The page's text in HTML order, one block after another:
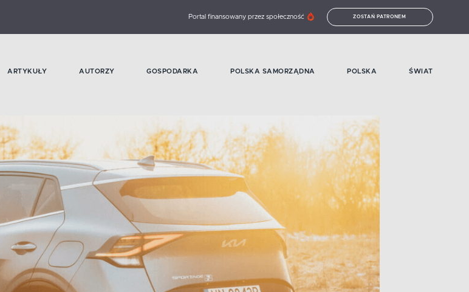
Portal finansowany przez społeczność ZOSTAŃ PATRONEM
ARTYKUŁY AUTORZY GOSPODARKA POLSKA SAMORZĄDNA POLSKA ŚWIAT